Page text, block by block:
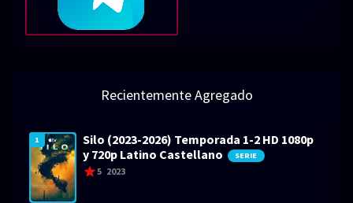
Recientemente Agregado
1
Silo (2023-2026) Temporada 1-2 HD 1080p
y 720p Latino Castellano
SERIE
5 2023